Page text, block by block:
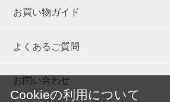
お買い物ガイド
よくあるご質問
お問い合わせ
Cookieの利用について